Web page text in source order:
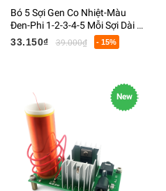
Bó 5 Sợi Gen Co Nhiệt-Màu
Đen-Phi 1-2-3-4-5 Mỗi Sợi Dài 1
Mét
33.150₫ 39.000₫ - 15%
New